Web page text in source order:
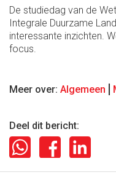
De studiedag van de
Integrale Duurzame
interessante inzichten.
focus.
Meer over: Algemeen
Deel dit bericht: